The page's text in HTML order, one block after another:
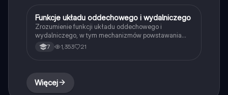
Biologia
Funkcje układu oddechowego i wydalniczego
Zrozumienie funkcji układu oddechowego i
wydalniczego, w tym mechanizmów powstawania
moczu, wymiany gazowej oraz zasad dbania o
zdrowie tych układów. Obejmuje kluczowe informacje
7 1,353 21
Więcej